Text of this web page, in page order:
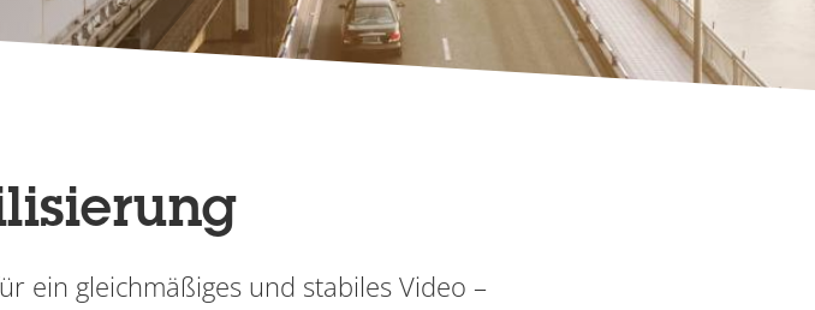
ein gleichmäßiges und stabiles Video –